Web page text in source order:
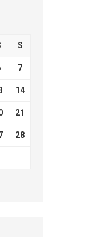
S
7
14
21
28